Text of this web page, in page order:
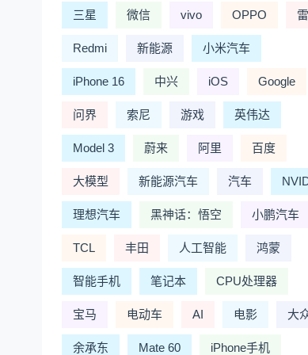
三星 微信 vivo OPPO
Redmi 新能源 小米汽车
iPhone 16 中兴 iOS Google
问界 索尼 游戏 英伟达
Model 3 蔚来 阿里 百度
大模型 新能源汽车 汽车
理想汽车 黑神话：悟空 小鹏汽车
TCL 丰田 人工智能 鸿蒙
智能手机 笔记本 CPU处理器
宝马 电动车 AI 电影 大
余承东 Mate 60 iPhone手机